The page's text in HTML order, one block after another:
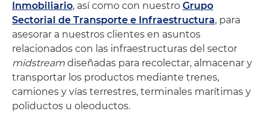
Inmobiliario, así como con nuestro Grupo
Sectorial de Transporte e Infraestructura, para
asesorar a nuestros clientes en asuntos
relacionados con las infraestructuras del sector
midstream diseñadas para recolectar, almacenar y
transportar los productos mediante trenes,
camiones y vías terrestres, terminales marítimas y
poliductos u oleoductos.